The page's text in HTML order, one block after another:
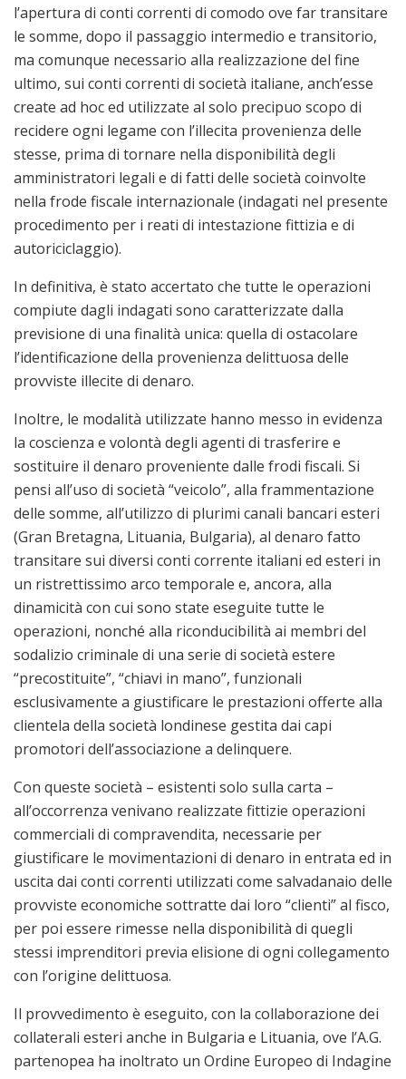
l’apertura di conti correnti di comodo ove far transitare
le somme, dopo il passaggio intermedio e transitorio,
ma comunque necessario alla realizzazione del fine
ultimo, sui conti correnti di società italiane, anch’esse
create ad hoc ed utilizzate al solo precipuo scopo di
recidere ogni legame con l’illecita provenienza delle
stesse, prima di tornare nella disponibilità degli
amministratori legali e di fatti delle società coinvolte
nella frode fiscale internazionale (indagati nel presente
procedimento per i reati di intestazione fittizia e di
autoriciclaggio).
In definitiva, è stato accertato che tutte le operazioni
compiute dagli indagati sono caratterizzate dalla
previsione di una finalità unica: quella di ostacolare
l’identificazione della provenienza delittuosa delle
provviste illecite di denaro.
Inoltre, le modalità utilizzate hanno messo in evidenza
la coscienza e volontà degli agenti di trasferire e
sostituire il denaro proveniente dalle frodi fiscali. Si
pensi all’uso di società “veicolo”, alla frammentazione
delle somme, all’utilizzo di plurimi canali bancari esteri
(Gran Bretagna, Lituania, Bulgaria), al denaro fatto
transitare sui diversi conti corrente italiani ed esteri in
un ristrettissimo arco temporale e, ancora, alla
dinamicità con cui sono state eseguite tutte le
operazioni, nonché alla riconducibilità ai membri del
sodalizio criminale di una serie di società estere
“precostituite”, “chiavi in mano”, funzionali
esclusivamente a giustificare le prestazioni offerte alla
clientela della società londinese gestita dai capi
promotori dell’associazione a delinquere.
Con queste società – esistenti solo sulla carta –
all’occorrenza venivano realizzate fittizie operazioni
commerciali di compravendita, necessarie per
giustificare le movimentazioni di denaro in entrata ed in
uscita dai conti correnti utilizzati come salvadanaio delle
provviste economiche sottratte dai loro “clienti” al fisco,
per poi essere rimesse nella disponibilità di quegli
stessi imprenditori previa elisione di ogni collegamento
con l’origine delittuosa.
Il provvedimento è eseguito, con la collaborazione dei
collaterali esteri anche in Bulgaria e Lituania, ove l’A.G.
partenopea ha inoltrato un Ordine Europeo di Indagine